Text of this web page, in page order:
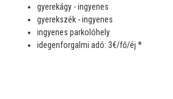
gyerekágy - ingyenes
gyerekszék - ingyenes
ingyenes parkolóhely
idegenforgalmi adó: 3€/fő/éj *